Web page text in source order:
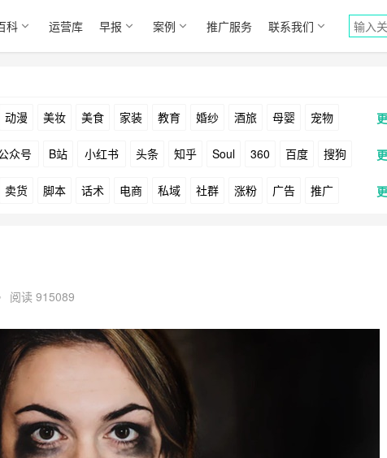
科 运营库 早报 案例 推广服务 联系我们
动漫 美妆 美食 家装 教育 婚纱 酒旅 母婴 宠物
产众号 B站 小红书 头条 知乎 Soul 360 百度 搜狗
Facebook Tiktok YouTube Yahoo Bing
卖货 脚本 话术 电商 私域 社群 涨粉 广告 推广
阅读 915089